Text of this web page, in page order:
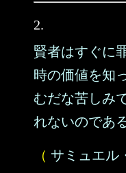
2.
賢者はすぐに
時の価値を知
むだな苦しみ
れないのである
（ サミュエル